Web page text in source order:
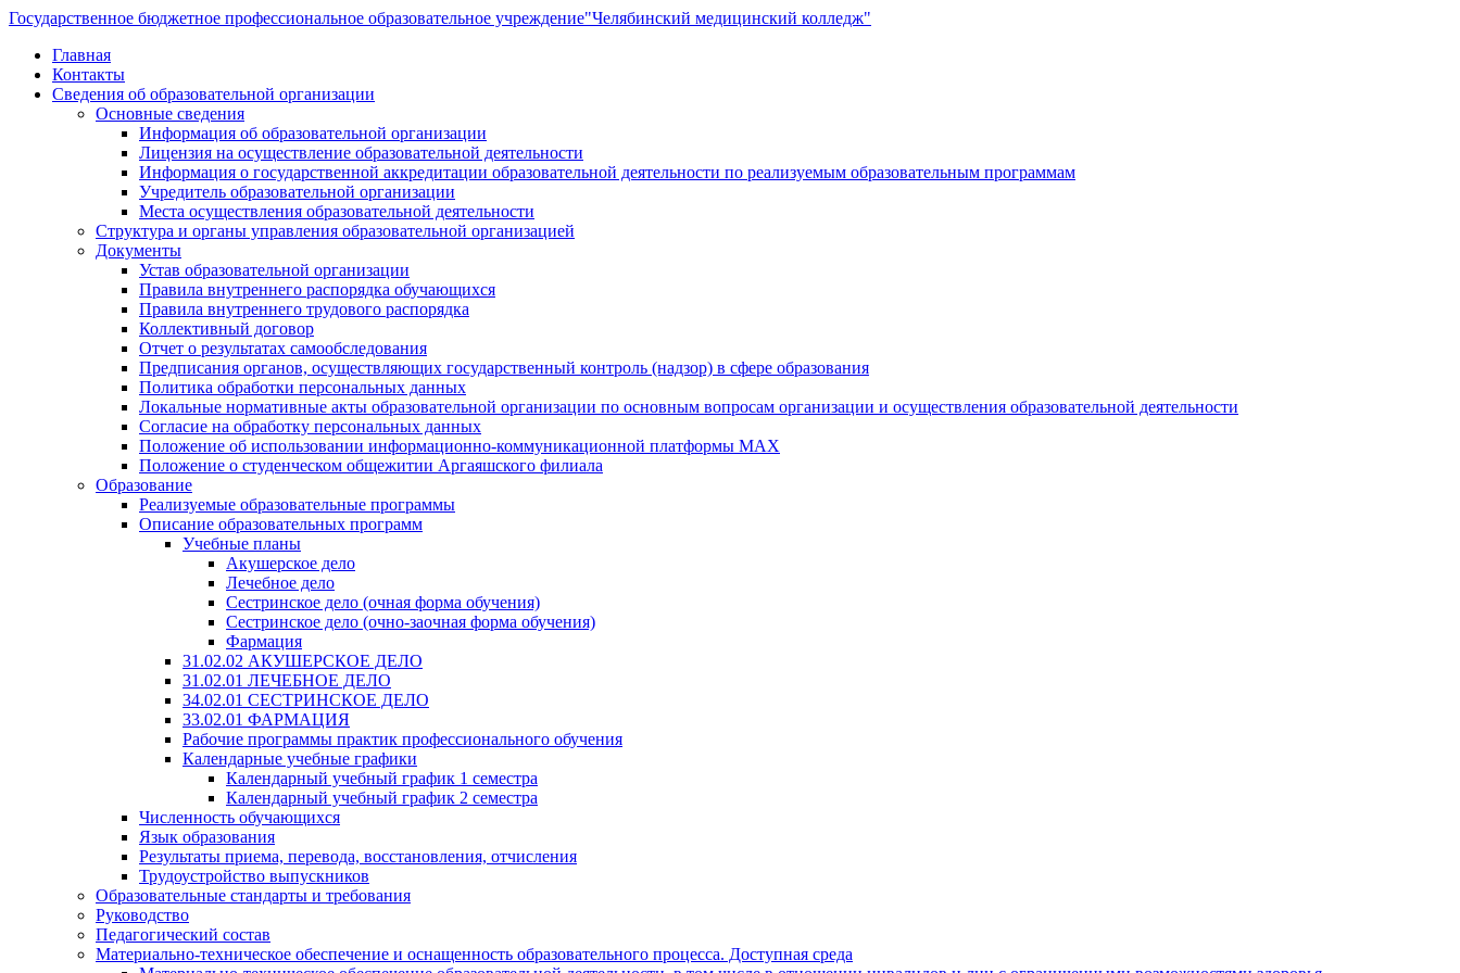
Государственное бюджетное профессиональное образовательное учреждение"Челябинский медицинский колледж"
Главная
Контакты
Сведения об образовательной организации
Основные сведения
Информация об образовательной организации
Лицензия на осуществление образовательной деятельности
Информация о государственной аккредитации образовательной деятельности по реализуемым образовательным программам
Учредитель образовательной организации
Места осуществления образовательной деятельности
Структура и органы управления образовательной организацией
Документы
Устав образовательной организации
Правила внутреннего распорядка обучающихся
Правила внутреннего трудового распорядка
Коллективный договор
Отчет о результатах самообследования
Предписания органов, осуществляющих государственный контроль (надзор) в сфере образования
Политика обработки персональных данных
Локальные нормативные акты образовательной организации по основным вопросам организации и осуществления образовательной деятельности
Согласие на обработку персональных данных
Положение об использовании информационно-коммуникационной платформы MAX
Положение о студенческом общежитии Аргаяшского филиала
Образование
Реализуемые образовательные программы
Описание образовательных программ
Учебные планы
Акушерское дело
Лечебное дело
Сестринское дело (очная форма обучения)
Сестринское дело (очно-заочная форма обучения)
Фармация
31.02.02 АКУШЕРСКОЕ ДЕЛО
31.02.01 ЛЕЧЕБНОЕ ДЕЛО
34.02.01 СЕСТРИНСКОЕ ДЕЛО
33.02.01 ФАРМАЦИЯ
Рабочие программы практик профессионального обучения
Календарные учебные графики
Календарный учебный график 1 семестра
Календарный учебный график 2 семестра
Численность обучающихся
Язык образования
Результаты приема, перевода, восстановления, отчисления
Трудоустройство выпускников
Образовательные стандарты и требования
Руководство
Педагогический состав
Материально-техническое обеспечение и оснащенность образовательного процесса. Доступная среда